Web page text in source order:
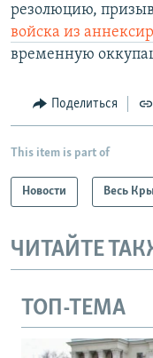
резолюцию,
войска из
временную
Поделиться
This item is part of
Новости Весь
ЧИТАЙТЕ
ТОП-ТЕМА